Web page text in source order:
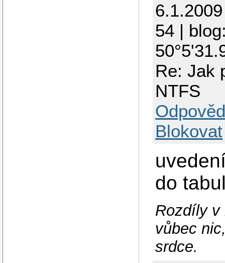
54 |
Re: Jak
NTFS
Blokovat
do
Rozdíly v
vůbec
srdce.